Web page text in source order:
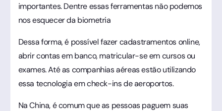
importantes. Dentre essas ferramentas não podemos
nos esquecer da biometria
Dessa forma, é possível fazer cadastramentos online,
abrir contas em banco, matricular-se em cursos ou
exames. Até as companhias aéreas estão utilizando
essa tecnologia em check-ins de aeroportos.
Na China, é comum que as pessoas paguem suas